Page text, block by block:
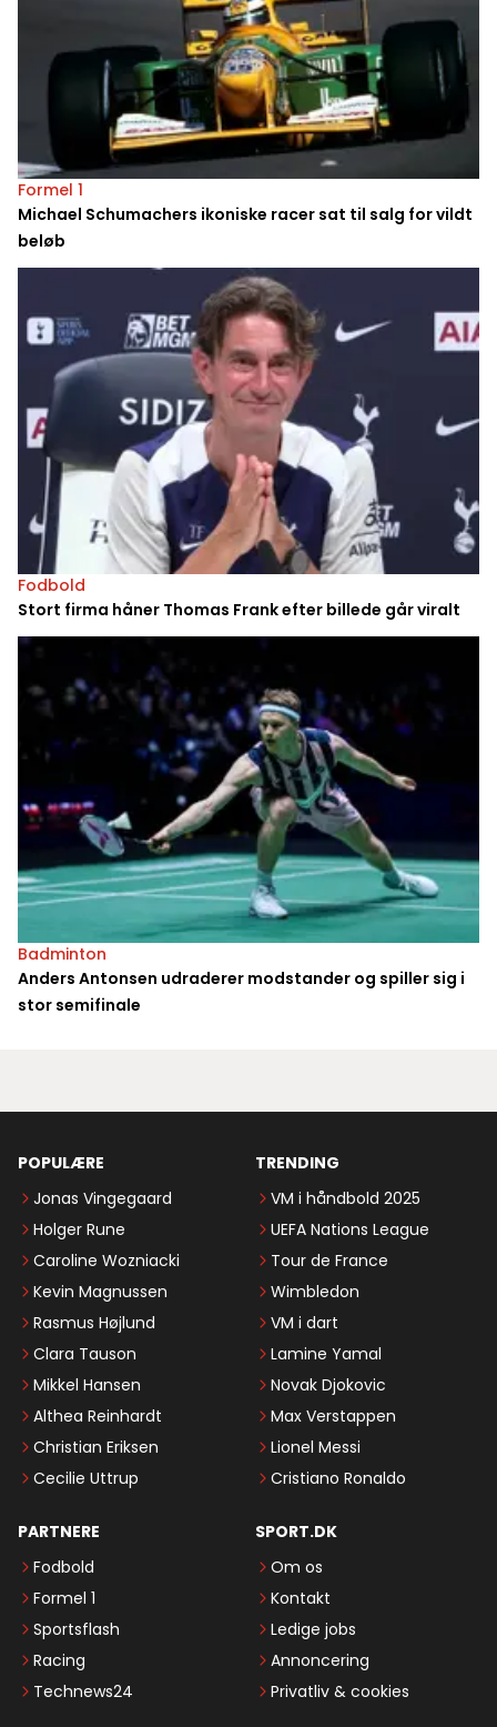
Formel 1
Michael Schumachers ikoniske racer sat til salg for vildt
beløb
Fodbold
Stort firma håner Thomas Frank efter billede går viralt
Badminton
Anders Antonsen udraderer modstander og spiller sig i
stor semifinale
POPULÆRE
Jonas Vingegaard
Holger Rune
Caroline Wozniacki
Kevin Magnussen
Rasmus Højlund
Clara Tauson
Mikkel Hansen
Althea Reinhardt
Christian Eriksen
Cecilie Uttrup
TRENDING
VM i håndbold 2025
UEFA Nations League
Tour de France
Wimbledon
VM i dart
Lamine Yamal
Novak Djokovic
Max Verstappen
Lionel Messi
Cristiano Ronaldo
PARTNERE
Fodbold
Formel 1
Sportsflash
Racing
Technews24
SPORT.DK
Om os
Kontakt
Ledige jobs
Annoncering
Privatliv & cookies